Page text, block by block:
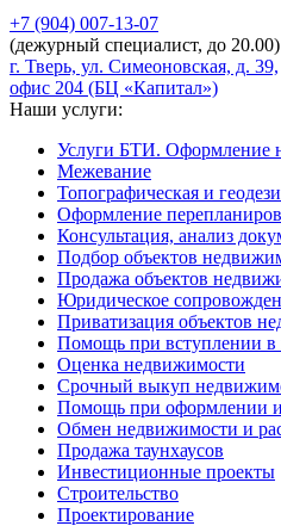
+7 (904) 007-13-07
(дежурный специалист, до 20.00)
г. Тверь, ул. Симеоновская, д. 39,
офис 204 (БЦ «Капитал»)
Наши услуги:
Услуги БТИ. Оформление
Межевание
Топографическая и
Оформление
Консультация, анализ
Подбор объектов
Продажа объектов
Юридическое
Приватизация объектов
Помощь при вступлении в
Оценка недвижимости
Срочный выкуп
Помощь при оформлении
Обмен недвижимости и
Продажа таунхаусов
Инвестиционные проекты
Строительство
Проектирование